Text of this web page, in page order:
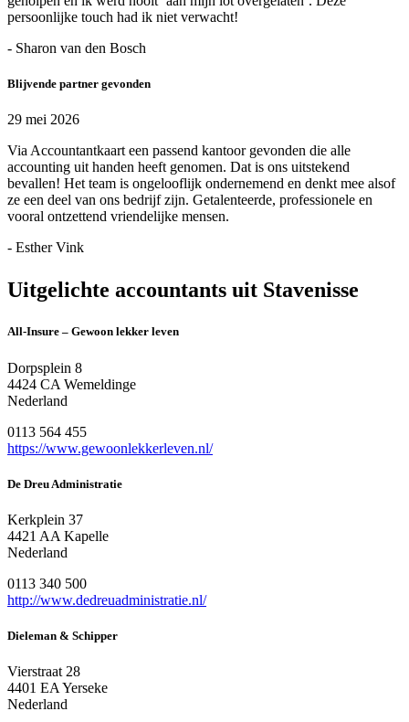
persoonlijke touch had ik niet verwacht!
- Sharon van den Bosch
Blijvende partner gevonden
29 mei 2026
Via Accountantkaart een passend kantoor gevonden die alle
accounting uit handen heeft genomen. Dat is ons uitstekend
bevallen! Het team is ongelooflijk ondernemend en denkt mee alsof
ze een deel van ons bedrijf zijn. Getalenteerde, professionele en
vooral ontzettend vriendelijke mensen.
- Esther Vink
Uitgelichte accountants uit Stavenisse
All-Insure – Gewoon lekker leven
Dorpsplein 8
4424 CA Wemeldinge
Nederland
0113 564 455
https://www.gewoonlekkerleven.nl/
De Dreu Administratie
Kerkplein 37
4421 AA Kapelle
Nederland
0113 340 500
http://www.dedreuadministratie.nl/
Dieleman & Schipper
Vierstraat 28
4401 EA Yerseke
Nederland